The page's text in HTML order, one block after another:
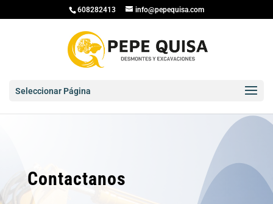
608282413 info@pepequisa.com
Seleccionar Página
Contactanos